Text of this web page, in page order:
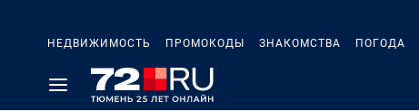
НЕДВИЖИМОСТЬ ПРОМОКОДЫ ЗНАКОМСТВА ПОГОДА